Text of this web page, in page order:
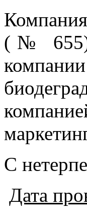
(№ 655)
С
Дата